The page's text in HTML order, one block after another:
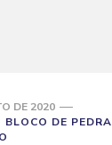
DE 2020
BLOCO DE PEDRA